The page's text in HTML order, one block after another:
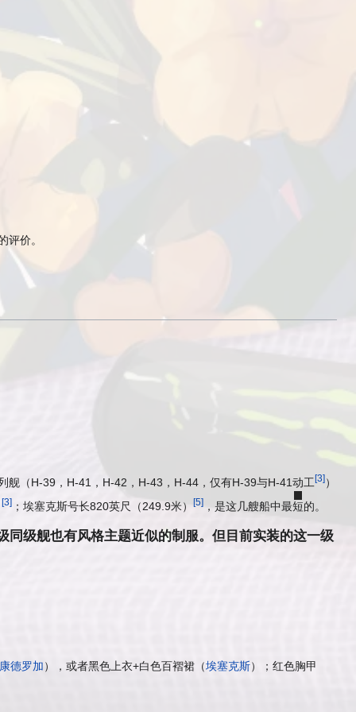
评价。
舰（H-39，H-41，H-42，H-43，H-44，仅有H-39与H-41动工[3] ）
[3] ；埃塞克斯号长820英尺（249.9米）[5] ，是这几艘船中最短的。
级舰也有风格主题近似的制服。但目前实装的这一级
德罗加），或者黑色上衣+白色百褶裙（埃塞克斯）；红色胸甲